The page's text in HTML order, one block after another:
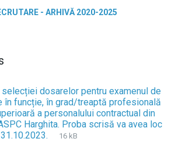
- ARHIVĂ 2020-2025
selecției dosarelor pentru examenul de
în funcție, în grad/treaptă profesională
a personalului contractual din
Harghita. Proba scrisă va avea loc
F
p
F
16 kB